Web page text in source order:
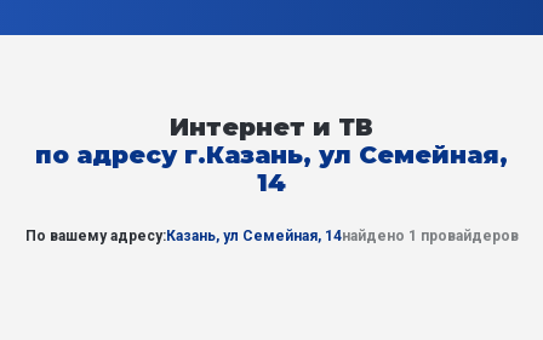
Интернет и ТВ
по адресу г.Казань, ул Семейная,
14
По вашему адресу:Казань, ул Семейная, 14найдено 1 провайдеров